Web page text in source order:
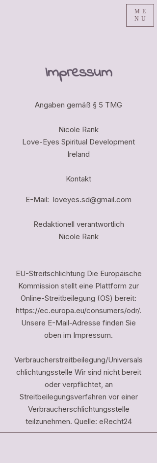
ME
NU
Impressum
Angaben gemäß § 5 TMG
Nicole Rank
Love-Eyes Spiritual Development
Ireland
Kontakt
E-Mail: loveyes.sd@gmail.com
Redaktionell verantwortlich
Nicole Rank
EU-Streitschlichtung Die Europäische
Kommission stellt eine Plattform zur
Online-Streitbeilegung (OS) bereit:
https://ec.europa.eu/consumers/odr/.
Unsere E-Mail-Adresse finden Sie
oben im Impressum.
Verbraucherstreitbeilegung/Universals
chlichtungsstelle Wir sind nicht bereit
oder verpflichtet, an
Streitbeilegungsverfahren vor einer
Verbraucherschlichtungsstelle
teilzunehmen. Quelle: eRecht24